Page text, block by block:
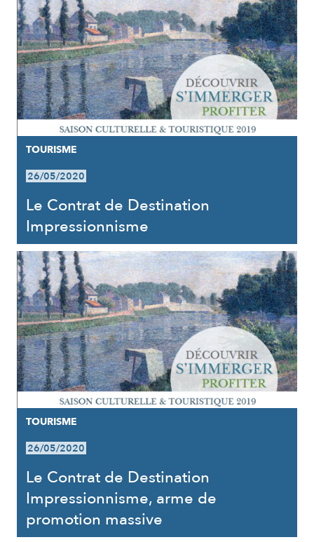
TOURISME
26/05/2020
Le Contrat de Destination
Impressionnisme
TOURISME
26/05/2020
Le Contrat de Destination
Impressionnisme, arme de
promotion massive